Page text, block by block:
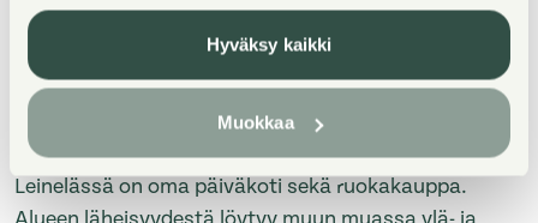
Hyväksy kaikki
Muokkaa
sauna, parveke ja kaksi autopaikkaa. Vesimittarit
käytössä. Siisti ja viihtyisä piha-alue. Kohde on
savuton.
Palvelut ja luonto ovat Leinelässä kävelyetäisyydellä.
Leinelässä on oma päiväkoti sekä ruokakauppa.